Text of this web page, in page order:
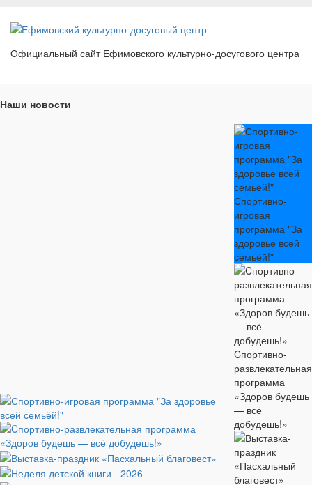
Официальный сайт Ефимовского культурно-досугового центра
Наши новости
Спортивно-
игровая
программа "За
здоровье всей
семьёй!"
Cпортивно-
развлекательная
программа
«Здоров будешь
— всё
добудешь!»